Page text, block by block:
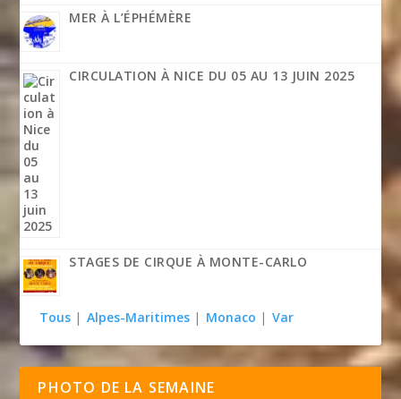
MER À L’ÉPHÉMÈRE
CIRCULATION À NICE DU 05 AU 13 JUIN 2025
STAGES DE CIRQUE À MONTE-CARLO
Tous | Alpes-Maritimes | Monaco | Var
PHOTO DE LA SEMAINE